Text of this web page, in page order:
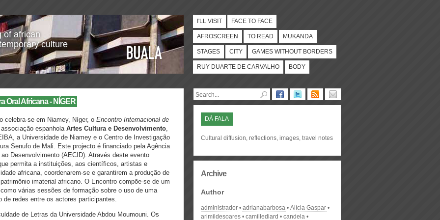
of african
culture
I'LL VISIT FACE TO FACE
AFROSCREEN TO READ MUKANDA
STAGES CITY GAMES WITHOUT BORDERS
RUY DUARTE DE CARVALHO BODY
Oral Africana - NÍGER
celebra-se em Niamey, Níger, o Encontro Internacional de
espanhola Artes Cultura e Desenvolvimento,
a Universidade de Niamey e o Centro de Investigação
Senufo de Mali. Este projecto é financiado pela Agência
Desenvolvimento (AECID). Através deste evento
permita a instituições, aos científicos, artistas e
africana, coordenarem-se e garantirem a produção de
imaterial africano. O Encontro compõe-se de um
várias sessões de formação sobre o uso de uma
redes entre os actores participantes.
de Letras da Universidade Abdou Moumouni. Os
DÁ FALA
Cultural diffusion, reflections, images, travel notes
Archive
Author
administrador adrianabarbosa
Alícia Gaspar
arimildesoares
camillediard candela